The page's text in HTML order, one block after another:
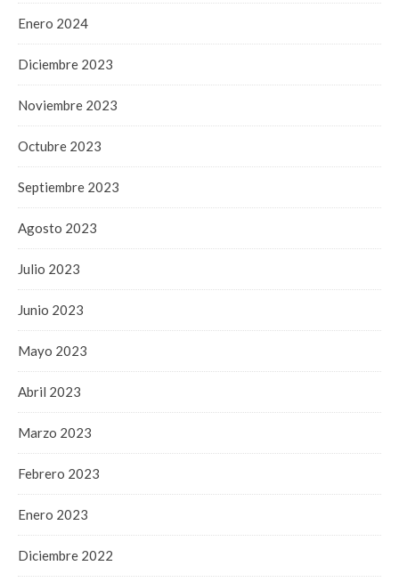
Enero 2024
Diciembre 2023
Noviembre 2023
Octubre 2023
Septiembre 2023
Agosto 2023
Julio 2023
Junio 2023
Mayo 2023
Abril 2023
Marzo 2023
Febrero 2023
Enero 2023
Diciembre 2022